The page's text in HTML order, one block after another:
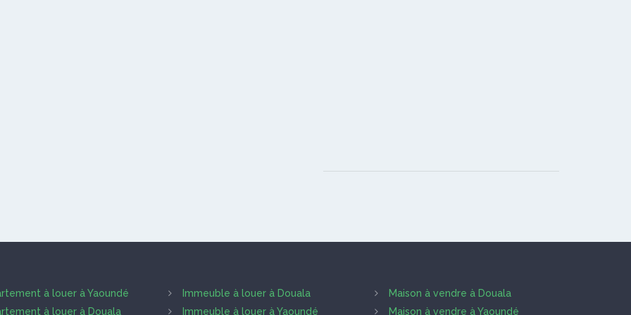
à louer à Yaoundé
à louer à Douala
Immeuble à louer à Douala
Immeuble à louer à Yaoundé
Maison à vendre à Douala
Maison à vendre à Yaoundé